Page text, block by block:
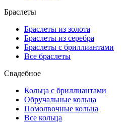
Браслеты
Браслеты из золота
Браслеты из серебра
Браслеты с бриллиантами
Все браслеты
Свадебное
Кольца с бриллиантами
Обручальные кольца
Помолвочные кольца
Все кольца